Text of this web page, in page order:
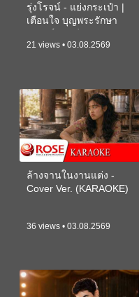
รุ่งโรจน์ - แย่งกระเป๋า |
เตือนใจ บุญพระรักษา
21 views • 03.08.2569
ล้างจานในงานแต่ง -
Cover Ver. (KARAOKE)
36 views • 03.08.2569